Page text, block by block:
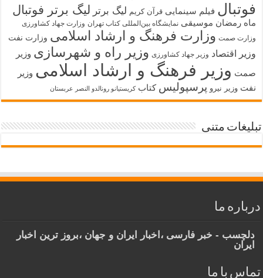
فوتبال فیلم سینمایی قرآن کریم لیگ برتر لیگ برتر فوتبال
ماه رمضان موسیقی نمایشگاه بین‌المللی کتاب تهران وزارت جهاد کشاورزی
وزارت صمت وزارت فرهنگ و ارشاد اسلامی وزارت نفت
وزیر اقتصاد وزیر جهاد کشاورزی وزیر راه و شهرسازی وزیر
صمت وزیر فرهنگ و ارشاد اسلامی وزیر
نفت وزیر نیرو پرسپولیس کتاب کریستیانو رونالدو النصر عربستان
تبلیغات متنی
درباره ما
دلچسب - خبر فارسی ،اخبار ایران و جهان ،بروز ترین اخبار
ایران
تماس با ما